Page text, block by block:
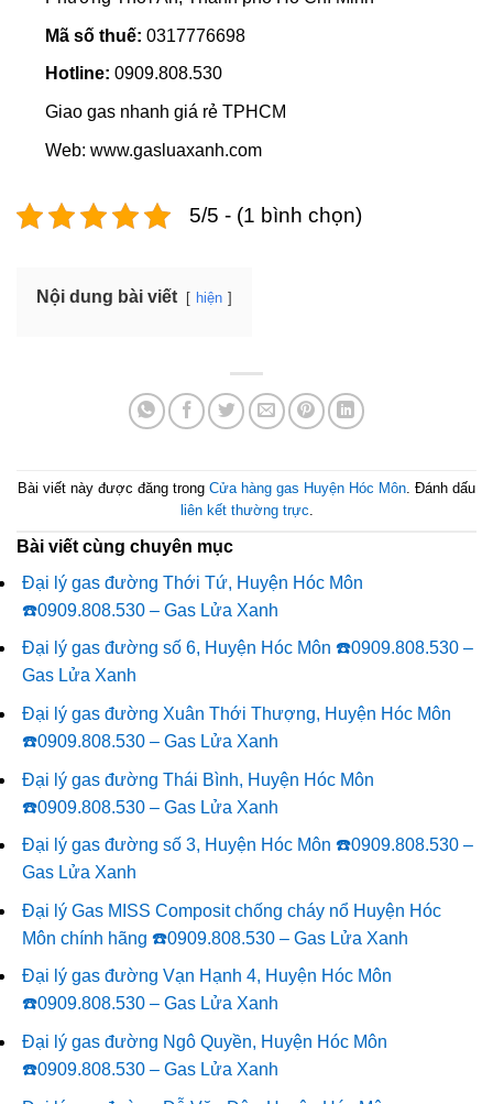
Mã số thuế: 0317776698
Hotline: 0909.808.530
Giao gas nhanh giá rẻ TPHCM
Web: www.gasluaxanh.com
5/5 - (1 bình chọn)
Nội dung bài viết hiện
Bài viết này được đăng trong Cửa hàng gas Huyện Hóc Môn. Đánh dấu
liên kết thường trực.
Bài viết cùng chuyên mục
Đại lý gas đường Thới Tứ, Huyện Hóc Môn
☎️0909.808.530 – Gas Lửa Xanh
Đại lý gas đường số 6, Huyện Hóc Môn ☎️0909.808.530 –
Gas Lửa Xanh
Đại lý gas đường Xuân Thới Thượng, Huyện Hóc Môn
☎️0909.808.530 – Gas Lửa Xanh
Đại lý gas đường Thái Bình, Huyện Hóc Môn
☎️0909.808.530 – Gas Lửa Xanh
Đại lý gas đường số 3, Huyện Hóc Môn ☎️0909.808.530 –
Gas Lửa Xanh
Đại lý Gas MISS Composit chống cháy nổ Huyện Hóc
Môn chính hãng ☎️0909.808.530 – Gas Lửa Xanh
Đại lý gas đường Vạn Hạnh 4, Huyện Hóc Môn
☎️0909.808.530 – Gas Lửa Xanh
Đại lý gas đường Ngô Quyền, Huyện Hóc Môn
☎️0909.808.530 – Gas Lửa Xanh